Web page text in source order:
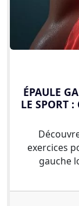
ÉPAULE
LE SPORT
exercices
gauche